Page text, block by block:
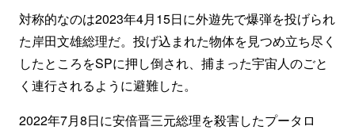
対称的なのは2023年4月15日に外遊先で爆弾を投げられ
た岸田文雄総理だ。投げ込まれた物体を見つめ立ち尽く
したところをSPに押し倒され、捕まった宇宙人のごと
く連行されるように避難した。
2022年7月8日に安倍晋三元総理を殺害したプータロ